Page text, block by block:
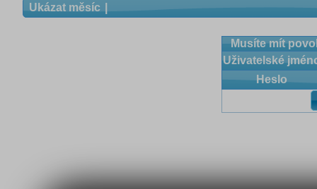
Ukázat měsíc
Musíte mít
Uživatelské
Heslo